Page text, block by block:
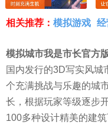
相关推荐： 模拟游戏 经
模拟城市我是市长官方
国内发行的3D写实风城
个充满挑战与乐趣的城
长，根据玩家等级逐步
100多种设计精美的建